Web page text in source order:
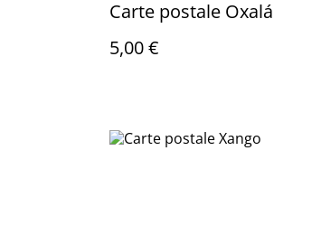
Carte postale Oxalá
5,00 €